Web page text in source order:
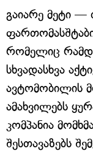
გაიარე მეტი —
რომელიც
სხვადასხვა
ავტომობილის
ამახვილებს
კომპანია
შესთავაზებს